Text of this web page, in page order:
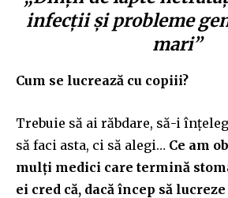
infecții și probleme
mari”
Cum se lucrează cu copiii?
Trebuie să ai răbdare, să-i
să faci asta, ci să alegi… Ce am
mulți medici care termină
ei cred că, dacă încep să